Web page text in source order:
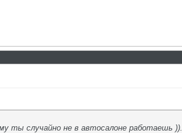
ты случайно не в автосалоне работаешь )).